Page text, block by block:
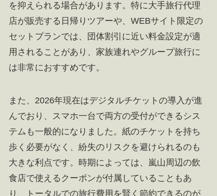
を抑えられる場合があります。特に大手旅行代理
店が販売する日帰りツアーや、WEBサイト限定の
セットプランでは、団体割引に近い料金設定が適
用されることがあり、家族連れやグループ旅行に
は非常におすすめです。
また、2026年現在はデジタルチケットの導入が進
んでおり、スマホ一台で両方の受付ができるシス
テムも一般的になりました。紙のチケットを持ち
歩く必要がなく、紛失のリスクを避けられるのも
大きな利点です。時期によっては、嵐山周辺の飲
食店で使えるクーポンが付属していることもあ
り、トータルでの旅行費用を賢く節約できるのが